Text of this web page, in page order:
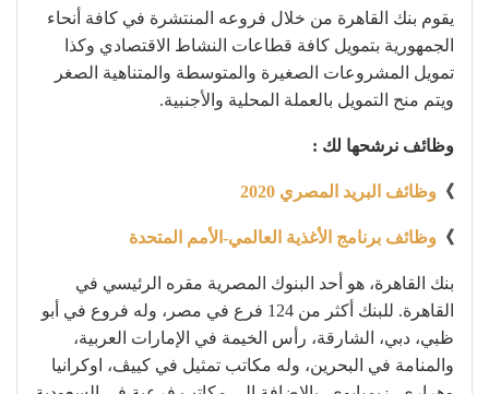
يقوم بنك القاهرة من خلال فروعه المنتشرة في كافة أنحاء
الجمهورية بتمويل كافة قطاعات النشاط الاقتصادي وكذا
تمويل المشروعات الصغيرة والمتوسطة والمتناهية الصغر
ويتم منح التمويل بالعملة المحلية والأجنبية.
وظائف نرشحها لك :
》 وظائف البريد المصري 2020
》 وظائف برنامج الأغذية العالمي-الأمم المتحدة
بنك القاهرة، هو أحد البنوك المصرية مقره الرئيسي في
القاهرة. للبنك أكثر من 124 فرع في مصر، وله فروع في أبو
ظبي، دبي، الشارقة، رأس الخيمة في الإمارات العربية،
والمنامة في البحرين، وله مكاتب تمثيل في كييڤ، اوكرانيا